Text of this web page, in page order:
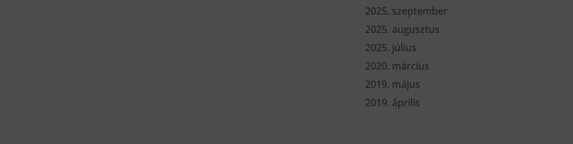
2025. szeptember
2025. augusztus
2025. július
2020. március
2019. május
2019. április